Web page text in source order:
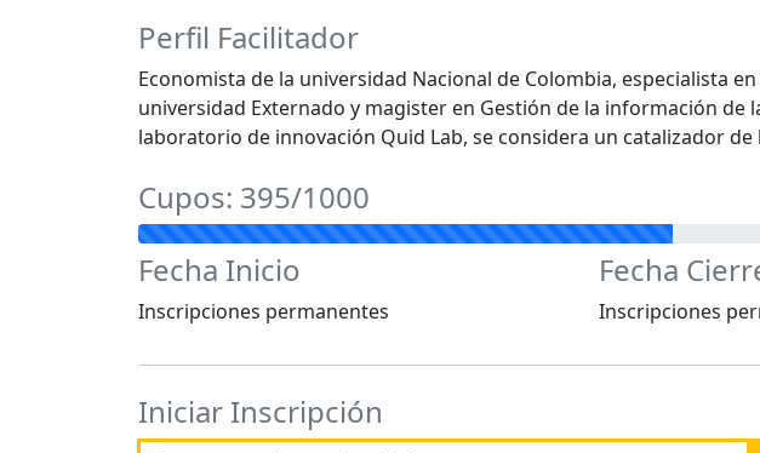
Perfil Facilitador
Economista de la universidad Nacional de Colombia, especialista
universidad Externado y magister en Gestión de la información
laboratorio de innovación Quid Lab, se considera un catalizador
Cupos: 395/1000
Fecha Inicio
Inscripciones permanentes
Fecha
Inscripciones
Iniciar Inscripción